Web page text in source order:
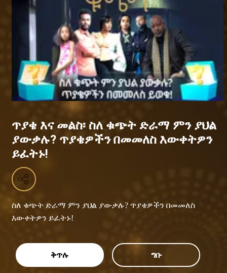
ጥያቄ እና መልስ፡ ስለ ቁጭት ድራማ ምን ያህል
ያውቃሉ? ጥያቄዎችን በመመለስ እውቀትዎን
ይፈትኑ!
ስለ ቁጭት ድራማ ምን ያህል ያውቃሉ? ጥያቄዎችን በመመለስ
እውቀትዎን ይፈትኑ!
ቅጥሉ ግቡ